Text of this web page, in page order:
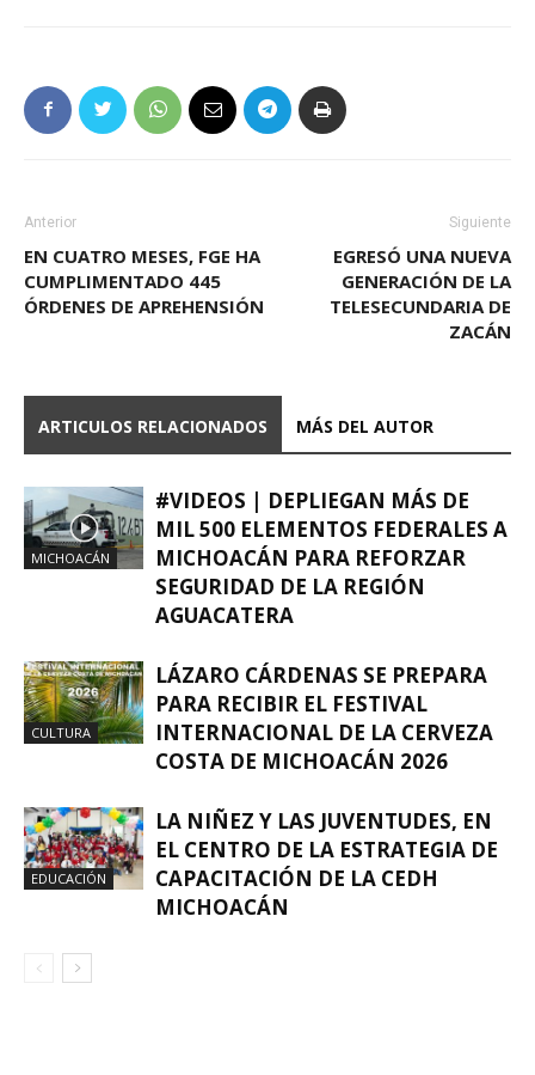
Anterior
EN CUATRO MESES, FGE HA
CUMPLIMENTADO 445
ÓRDENES DE APREHENSIÓN
Siguiente
EGRESÓ UNA NUEVA
GENERACIÓN DE LA
TELESECUNDARIA DE
ZACÁN
ARTICULOS RELACIONADOS MÁS DEL AUTOR
MICHOACÁN
#VIDEOS | DEPLIEGAN MÁS DE
MIL 500 ELEMENTOS FEDERALES A
MICHOACÁN PARA REFORZAR
SEGURIDAD DE LA REGIÓN
AGUACATERA
CULTURA
LÁZARO CÁRDENAS SE PREPARA
PARA RECIBIR EL FESTIVAL
INTERNACIONAL DE LA CERVEZA
COSTA DE MICHOACÁN 2026
EDUCACIÓN
LA NIÑEZ Y LAS JUVENTUDES, EN
EL CENTRO DE LA ESTRATEGIA DE
CAPACITACIÓN DE LA CEDH
MICHOACÁN